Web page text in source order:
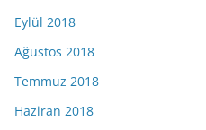
Eylül 2018
Ağustos 2018
Temmuz 2018
Haziran 2018